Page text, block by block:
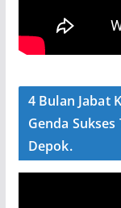
4 Bulan Jabat
Genda
Depok.